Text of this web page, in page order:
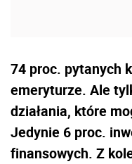
74 proc. pytanych
emeryturze. Ale
działania, które
Jedynie 6 proc.
finansowych. Z